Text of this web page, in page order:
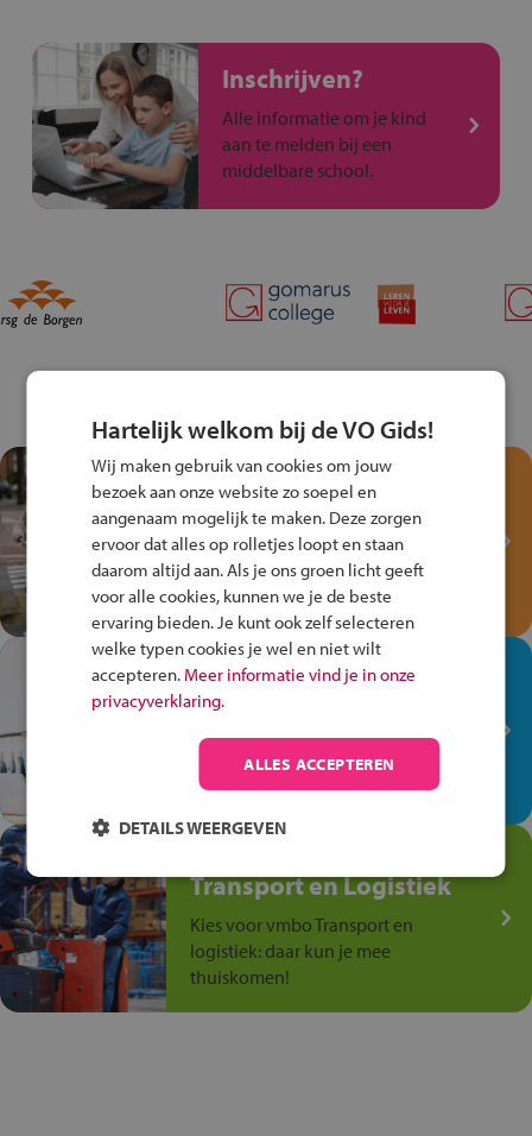
Inschrijven?
Alle informatie om je kind
aan te melden bij een
middelbare school.
Test je kennis met het
Fiets Veilig
Verkeersspel!
Speel het Fiets Veilig Verkeersspel
en win een Cortina-fiets!
In de winkel ben je op je
plek!
Ontdek via het vmbo jouw talent
op de winkelvloer, waar elke dag
anders is!
Transport en Logistiek
Kies voor vmbo Transport en
logistiek: daar kun je mee
thuiskomen!
Hartelijk welkom bij de VO Gids!
Wij maken gebruik van cookies om jouw
bezoek aan onze website zo soepel en
aangenaam mogelijk te maken. Deze zorgen
ervoor dat alles op rolletjes loopt en staan
daarom altijd aan. Als je ons groen licht geeft
voor alle cookies, kunnen we je de beste
ervaring bieden. Je kunt ook zelf selecteren
welke typen cookies je wel en niet wilt
accepteren. Meer informatie vind je in onze
privacyverklaring.
ALLES ACCEPTEREN
DETAILS WEERGEVEN